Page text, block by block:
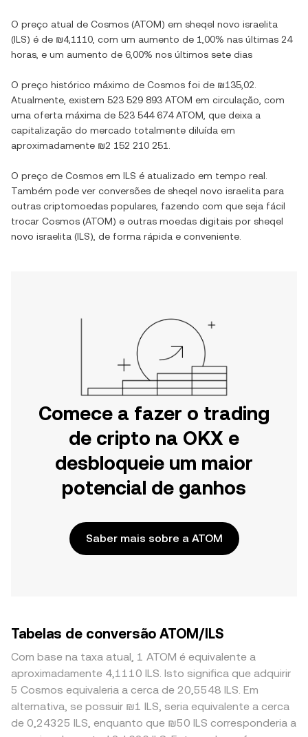
O preço atual de Cosmos (ATOM) em sheqel novo israelita
(ILS) é de ₪4,1110 , com um aumento de 1,00% nas últimas 24
horas, e um aumento de 6,00% nos últimos sete dias
O preço histórico máximo de Cosmos foi de ₪135,02
Atualmente, existem 523 529 893 ATOM em circulação, com
uma oferta máxima de 523 544 674 ATOM , que deixa a
capitalização do mercado totalmente diluída em
aproximadamente ₪2 152 210 251
O preço de Cosmos em ILS é atualizado em tempo real.
Também pode ver conversões de sheqel novo israelita para
outras criptomoedas populares, fazendo com que seja fácil
trocar Cosmos (ATOM) e outras moedas digitais por sheqel
novo israelita (ILS), de forma rápida e conveniente.
Comece a fazer o trading
de cripto na OKX e
desbloqueie um maior
potencial de ganhos
Saber mais sobre a ATOM
Tabelas de conversão ATOM/ILS
Com base na taxa atual, 1 ATOM é equivalente a
aproximadamente 4,1110 ILS. Isto significa que adquirir
5 Cosmos equivaleria a cerca de 20,5548 ILS. Em
alternativa, se possuir ₪1 ILS, seria equivalente a cerca
de 0,24325 ILS, enquanto que ₪50 ILS corresponderia a